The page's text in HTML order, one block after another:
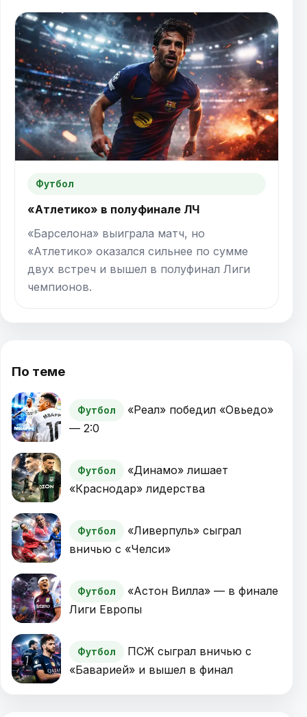
Футбол
«Атлетико» в полуфинале ЛЧ
«Барселона» выиграла матч, но
«Атлетико» оказался сильнее по сумме
двух встреч и вышел в полуфинал Лиги
чемпионов.
По теме
Футбол
«Реал» победил «Овьедо»
— 2:0
Футбол
«Динамо» лишает
«Краснодар» лидерства
Футбол
«Ливерпуль» сыграл
вничью с «Челси»
Футбол
«Астон Вилла» — в финале
Лиги Европы
Футбол
ПСЖ сыграл вничью с
«Баварией» и вышел в финал